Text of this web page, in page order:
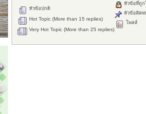
หัวข้อปกติ
Hot Topic (More than 15 replies)
Very Hot Topic (More than 25 replies)
หัวข้อที่ถู
หัวข้อติดห
โพลล์